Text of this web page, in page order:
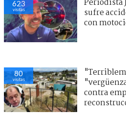
595
visitas
Periodista
sufre
con
82
visitas
contra